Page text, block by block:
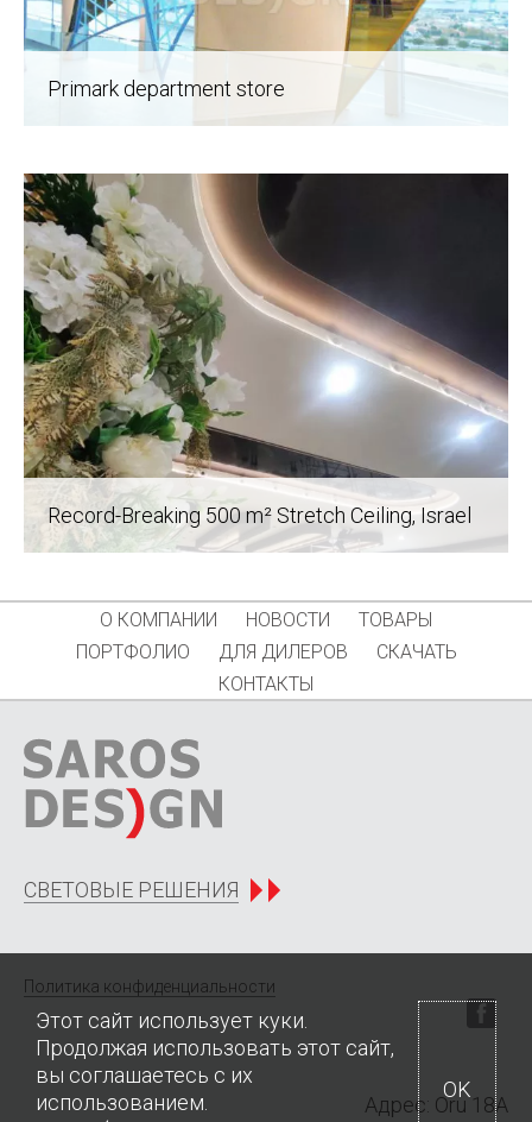
Primark department store
Record-Breaking 500 m² Stretch Ceiling, Israel
О КОМПАНИИ НОВОСТИ
ТОВАРЫ
ПОРТФОЛИО
ДЛЯ ДИЛЕРОВ
СКАЧАТЬ
КОНТАКТЫ
СВЕТОВЫЕ РЕШЕНИЯ
Политика конфиденциальности
Адрес: Oru 18A
Этот сайт использует куки.
Продолжая использовать этот сайт,
вы соглашаетесь с их
использованием.
OK